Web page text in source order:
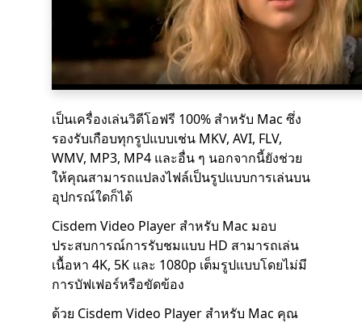
เป็นเครื่องเล่นวิดีโอฟรี 100% สำหรับ Mac ซึ่ง
รองรับเกือบทุกรูปแบบเช่น MKV, AVI, FLV,
WMV, MP3, MP4 และอื่น ๆ นอกจากนี้ยังช่วย
ให้คุณสามารถแปลงไฟล์เป็นรูปแบบการเล่นบน
อุปกรณ์ใดก็ได้
Cisdem Video Player สำหรับ Mac มอบ
ประสบการณ์การรับชมแบบ HD สามารถเล่น
เนื้อหา 4K, 5K และ 1080p เต็มรูปแบบโดยไม่มี
การบัฟเฟอร์หรือขัดข้อง
ด้วย Cisdem Video Player สำหรับ Mac คุณ